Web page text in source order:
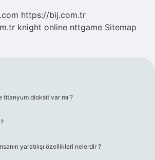
https://bij.com.tr
knight online nttgame Sitemap
titanyum dioksit var mı ?
yaratılışı özellikleri nelerdir ?